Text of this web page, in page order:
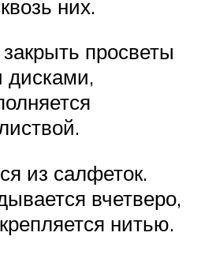
них.
просветы
из салфеток.
вчетверо,
нитью.